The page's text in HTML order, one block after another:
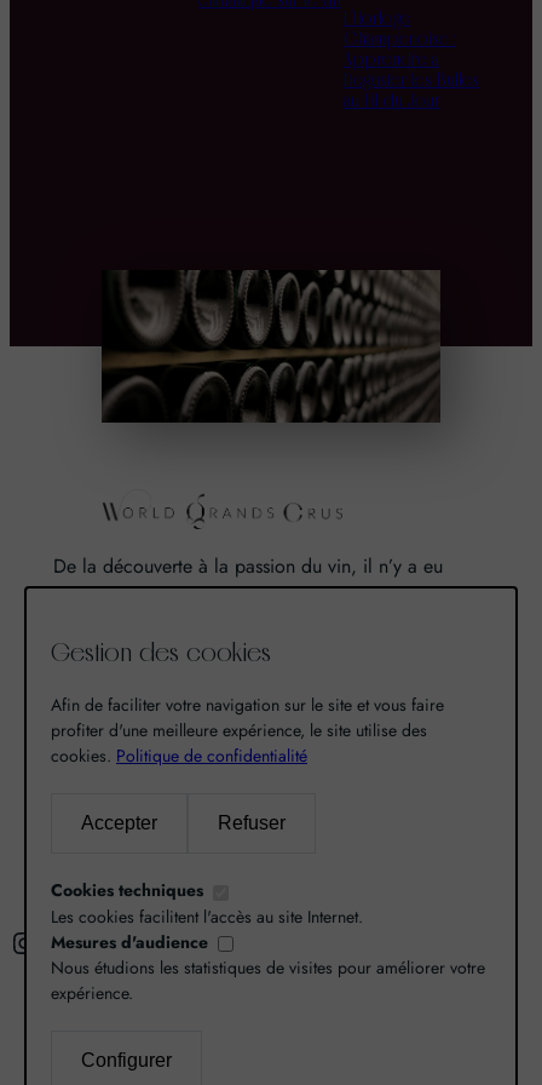
L’Horloge
Champenoise :
Apprendre à
Déguster les Bulles
au Fil du Jour
De la découverte à la passion du vin, il n’y a eu
qu’un pas. Un pas que nous avons franchi en faisant
là est né World Grands Crus avec pour mission de
nos terroirs.
Recherche
c
Instagram X
L’abus d’alcool est dangereux pour la santé,
Gestion des cookies
Afin de faciliter votre navigation sur le site et vous faire
profiter d'une meilleure expérience, le site utilise des
cookies. Politique de confidentialité
Accepter Refuser
Cookies techniques
Les cookies facilitent l'accès au site Internet.
Mesures d'audience
Nous étudions les statistiques de visites pour améliorer votre
expérience.
Configurer